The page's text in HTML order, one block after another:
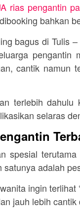
rias pengantin
bahkan
bagus di Tulis
pengantin
cantik namun
terlebih
selaras
spesial
adalah
ingin terlihat
jauh lebih cantik